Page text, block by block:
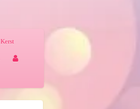
Kerst